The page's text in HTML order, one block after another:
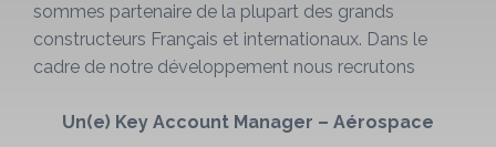
sommes partenaire de la plupart des grands
constructeurs Français et internationaux. Dans le
cadre de notre développement nous recrutons
Un(e) Key Account Manager – Aérospace